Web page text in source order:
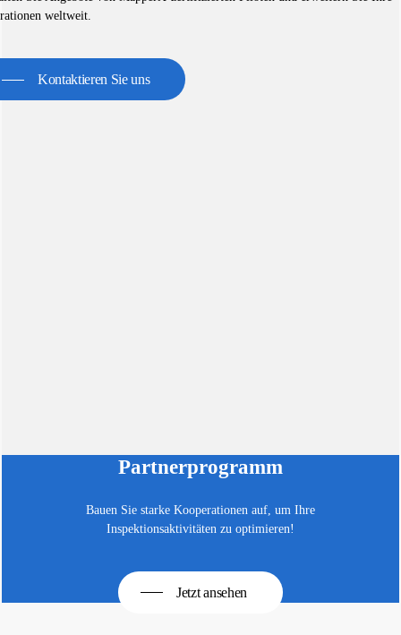
weltweit.
Kontaktieren Sie uns
Partnerprogramm
Bauen Sie starke Kooperationen auf, um Ihre
Inspektionsaktivitäten zu optimieren!
Jetzt ansehen